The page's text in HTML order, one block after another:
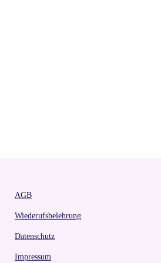
AGB
Wiederufsbelehrung
Datenschutz
Impressum